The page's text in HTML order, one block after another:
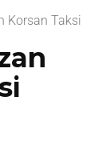
Korsan Taksi